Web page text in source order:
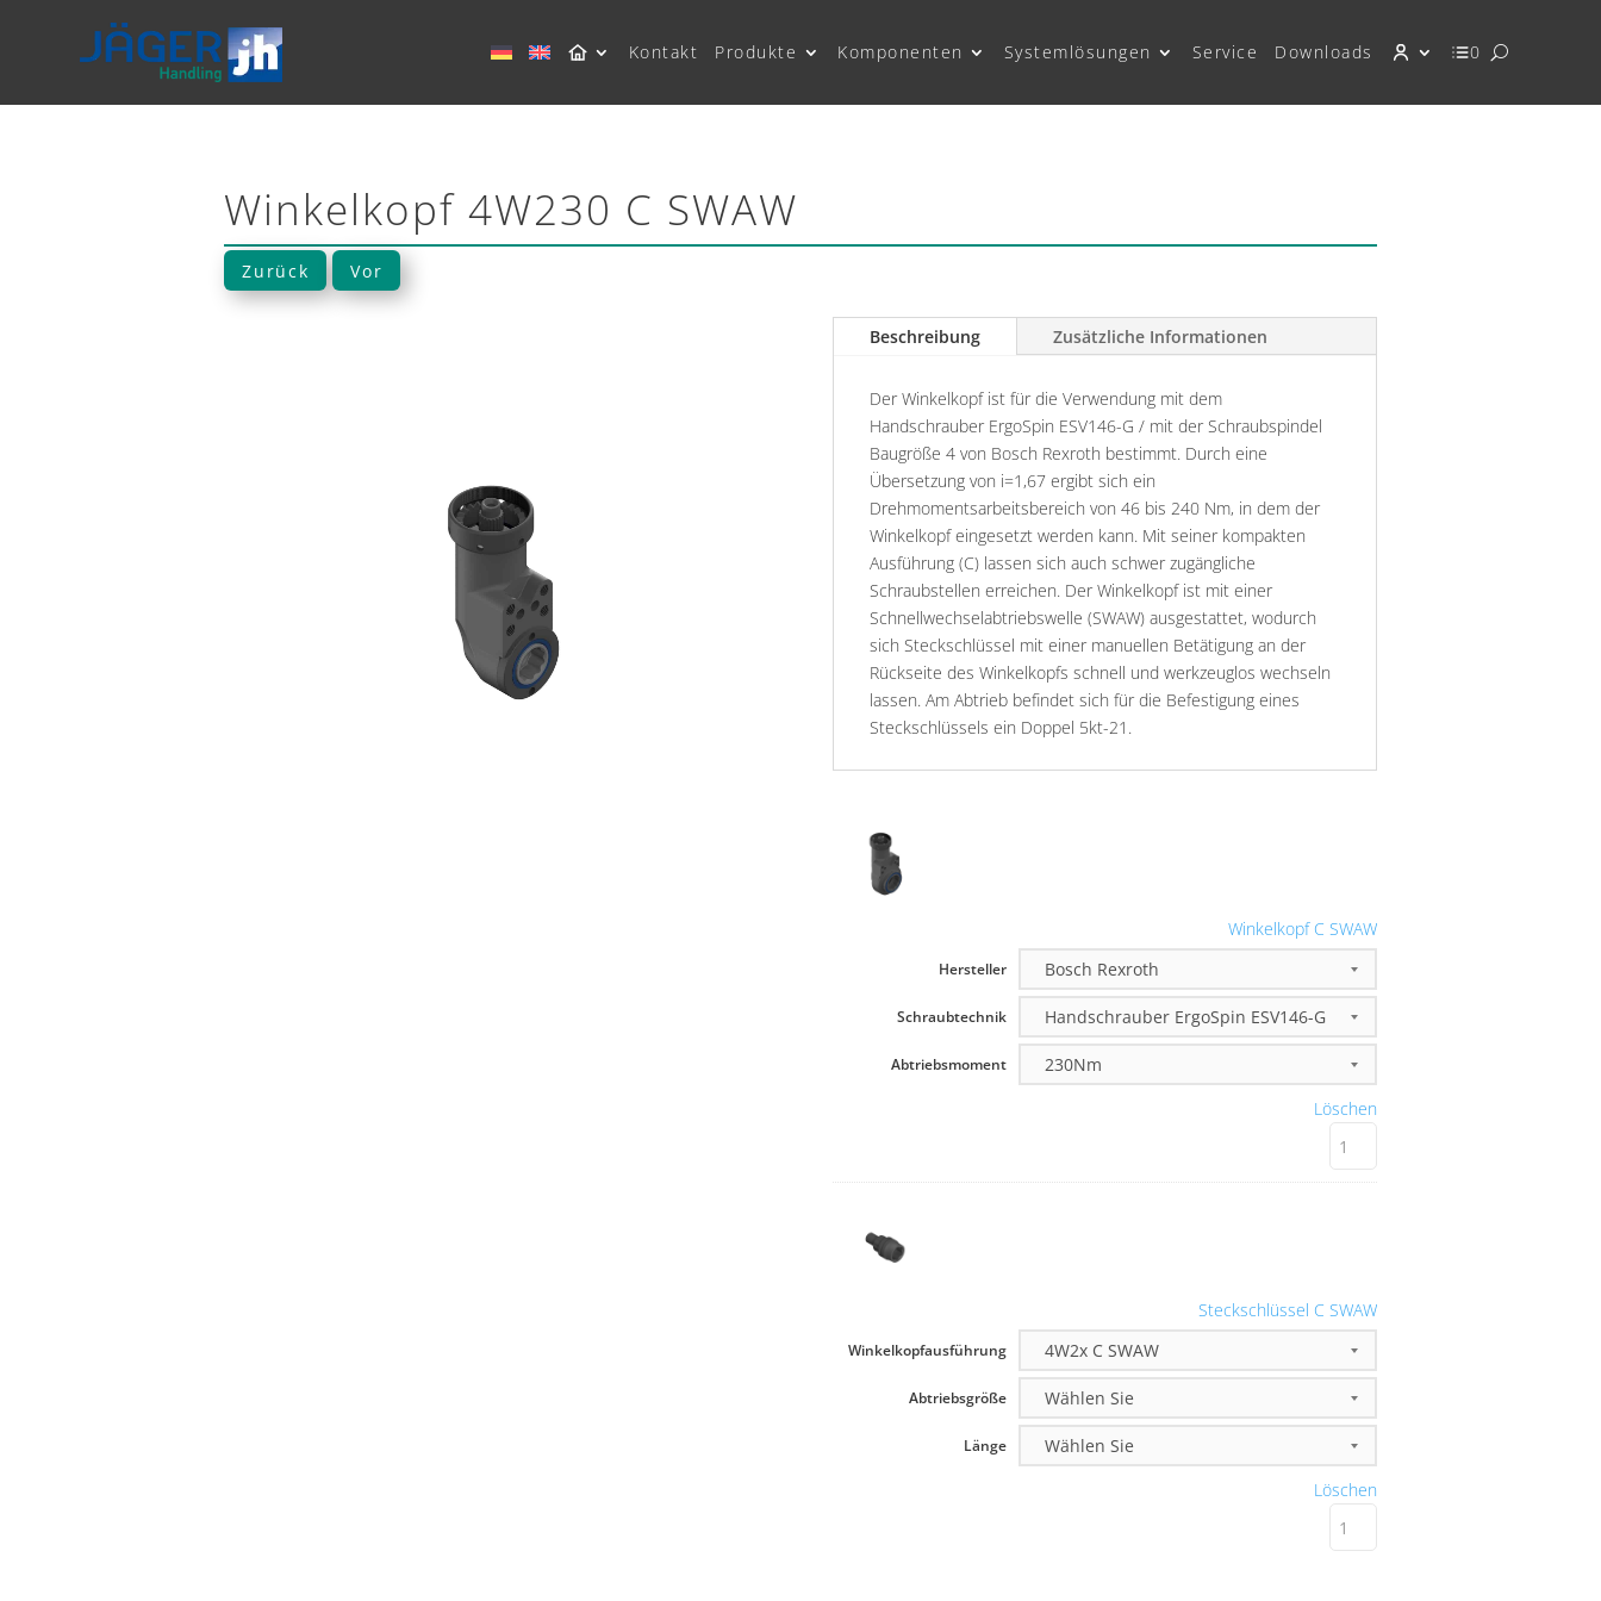
Kontakt Produkte Komponenten Systemlösungen Service Downloads 0
Winkelkopf 4W230 C SWAW
Zurück Vor
Beschreibung Zusätzliche Informationen
Der Winkelkopf ist für die Verwendung mit dem
Handschrauber ErgoSpin ESV146-G / mit der Schraubspindel
Baugröße 4 von Bosch Rexroth bestimmt. Durch eine
Übersetzung von i=1,67 ergibt sich ein
Drehmomentsarbeitsbereich von 46 bis 240 Nm, in dem der
Winkelkopf eingesetzt werden kann. Mit seiner kompakten
Ausführung (C) lassen sich auch schwer zugängliche
Schraubstellen erreichen. Der Winkelkopf ist mit einer
Schnellwechselabtriebswelle (SWAW) ausgestattet, wodurch
sich Steckschlüssel mit einer manuellen Betätigung an der
Rückseite des Winkelkopfs schnell und werkzeuglos wechseln
lassen. Am Abtrieb befindet sich für die Befestigung eines
Steckschlüssels ein Doppel 5kt-21.
Winkelkopf C SWAW
Hersteller
Schraubtechnik
Abtriebsmoment
Löschen
Steckschlüssel C SWAW
Winkelkopfausführung
Abtriebsgröße
Länge
Löschen